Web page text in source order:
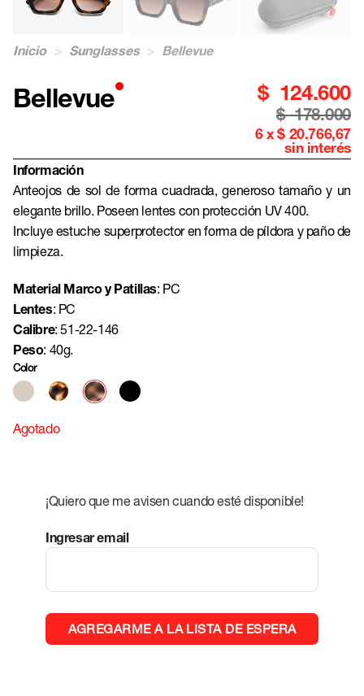
Inicio > Sunglasses > Bellevue
Bellevue $ 124.600
$ 178.000
6 x $ 20.766,67
sin interés
Información
Anteojos de sol de forma cuadrada, generoso tamaño y un
elegante brillo. Poseen lentes con protección UV 400.
Incluye estuche superprotector en forma de píldora y paño de
limpieza.
Material Marco y Patillas: PC
Lentes: PC
Calibre: 51-22-146
Peso: 40g.
Color
Agotado
¡Quiero que me avisen cuando esté disponible!
Ingresar email